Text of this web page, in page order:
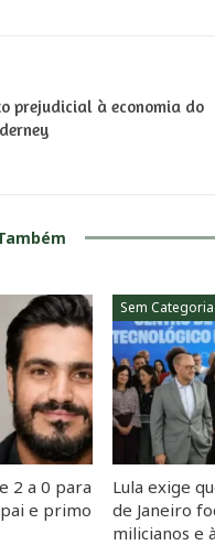
prejudicial à economia do
2 a 0 para
e primo
Sem Categoria
Lula exige
de Janeiro
milicianos e